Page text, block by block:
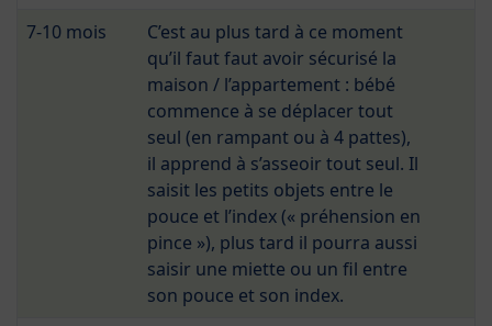
7-10 mois
C’est au plus tard à ce moment
qu’il faut faut avoir sécurisé la
maison / l’appartement : bébé
commence à se déplacer tout
seul (en rampant ou à 4 pattes),
il apprend à s’asseoir tout seul. Il
saisit les petits objets entre le
pouce et l’index (« préhension en
pince »), plus tard il pourra aussi
saisir une miette ou un fil entre
son pouce et son index.